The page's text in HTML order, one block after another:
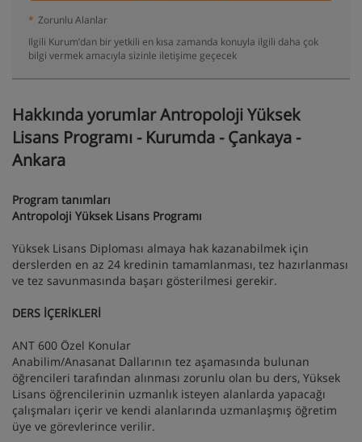
* Zorunlu Alanlar
Ilgili Kurum’dan bir yetkili en kısa zamanda konuyla ilgili daha çok
bilgi vermek amacıyla sizinle iletişime geçecek
Hakkında yorumlar Antropoloji Yüksek
Lisans Programı - Kurumda - Çankaya -
Ankara
Program tanımları
Antropoloji Yüksek Lisans Programı
Yüksek Lisans Diploması almaya hak kazanabilmek için
derslerden en az 24 kredinin tamamlanması, tez hazırlanması
ve tez savunmasında başarı gösterilmesi gerekir.
DERS İÇERİKLERİ
ANT 600 Özel Konular
Anabilim/Anasanat Dallarının tez aşamasında bulunan
öğrencileri tarafından alınması zorunlu olan bu ders, Yüksek
Lisans öğrencilerinin uzmanlık isteyen alanlarda yapacağı
çalışmaları içerir ve kendi alanlarında uzmanlaşmış öğretim
üye ve görevlerince verilir.